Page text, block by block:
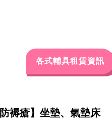
各式輔具租賃資訊
防褥瘡】坐墊、氣墊床